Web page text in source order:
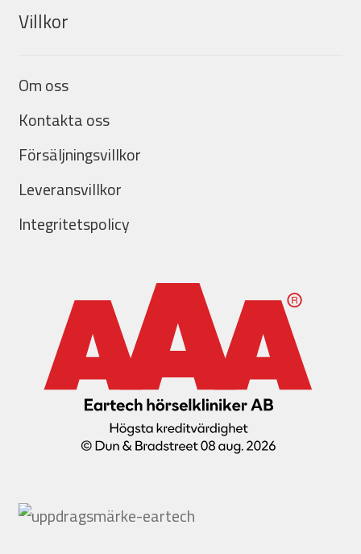
Villkor
Om oss
Kontakta oss
Försäljningsvillkor
Leveransvillkor
Integritetspolicy